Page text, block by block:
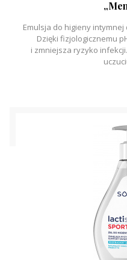
Emulsja do higieny
Dzięki fizjologicznemu
i zmniejsza ryzyko